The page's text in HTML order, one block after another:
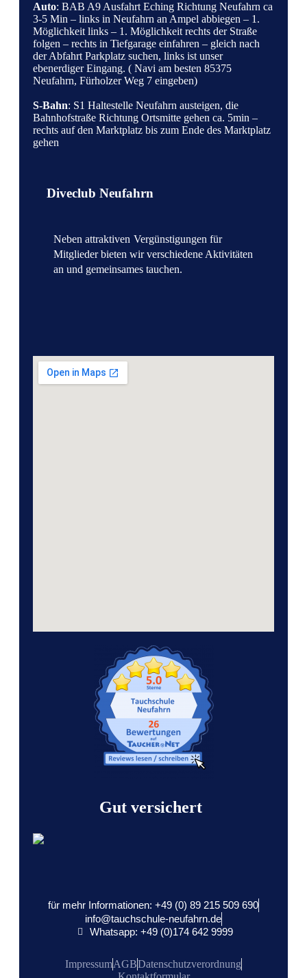
Auto: BAB A9 Ausfahrt Eching Richtung Neufahrn ca
3-5 Min – links in Neufahrn an Ampel abbiegen – 1.
Möglichkeit links – 1. Möglichkeit rechts der Straße
folgen – rechts in Tiefgarage einfahren – gleich nach
der Abfahrt Parkplatz suchen, links ist unser
ebenerdiger Eingang. ( Navi am besten 85375
Neufahrn, Fürholzer Weg 7 eingeben)
S-Bahn: S1 Haltestelle Neufahrn austeigen, die
Bahnhofstraße Richtung Ortsmitte gehen ca. 5min –
rechts auf den Marktplatz bis zum Ende des Marktplatz
gehen
Diveclub Neufahrn
Neben attraktiven Vergünstigungen für
Mitglieder bieten wir verschiedene Aktivitäten
an und gemeinsames tauchen.
Gut versichert
für mehr Informationen: +49 (0) 89 215 509 690
info@tauchschule-neufahrn.de
Whatsapp: +49 (0)174 642 9999
ImpressumAGBDatenschutzverordnung